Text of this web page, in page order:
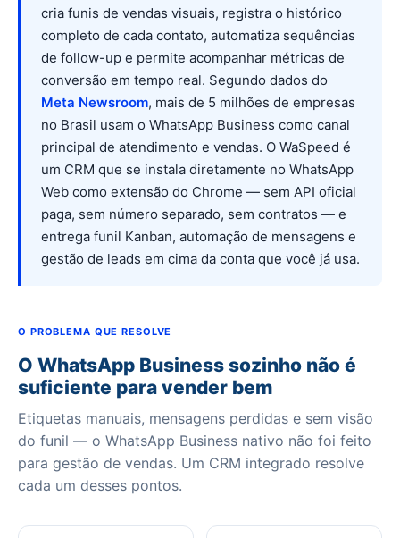
cria funis de vendas visuais, registra o histórico
completo de cada contato, automatiza sequências
de follow-up e permite acompanhar métricas de
conversão em tempo real. Segundo dados do
Meta Newsroom, mais de 5 milhões de empresas
no Brasil usam o WhatsApp Business como canal
principal de atendimento e vendas. O WaSpeed é
um CRM que se instala diretamente no WhatsApp
Web como extensão do Chrome — sem API oficial
paga, sem número separado, sem contratos — e
entrega funil Kanban, automação de mensagens e
gestão de leads em cima da conta que você já usa.
O PROBLEMA QUE RESOLVE
O WhatsApp Business sozinho não é
suficiente para vender bem
Etiquetas manuais, mensagens perdidas e sem visão
do funil — o WhatsApp Business nativo não foi feito
para gestão de vendas. Um CRM integrado resolve
cada um desses pontos.